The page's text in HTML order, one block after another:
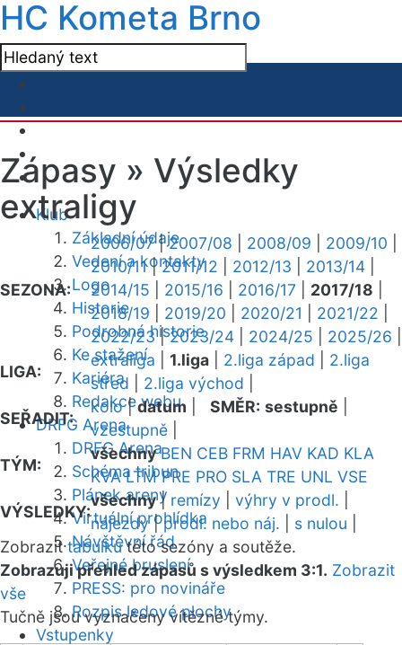
HC Kometa Brno
Klub
Základní údaje
Vedení a kontakty
Logo
Historie
Podrobná historie
Ke stažení
Kariéra
Redakce webu
DRFG Arena
DRFG Arena
Schéma tribun
Plánek areny
Virtuální prohlídka
Návštěvní řád
Veřejné bruslení
PRESS: pro novináře
Rozpis ledové plochy
Vstupenky
Zápasy » Výsledky
extraligy
SEZONA:
2006/07|2007/08 2008/09 2009/10
2010/11|2011/12 2012/13 2013/14
2014/15
2015/16 2016/17 2017/18
2018/19
2019/20 2020/21 2021/22
2022/23|2023/24 2024/25 2025/26
LIGA:
extraliga 1.liga 2.liga západ
2.liga
střed
2.liga východ
SEŘADIT:
kolo|datum SMĚR: sestupně
vzestupně
TÝM:
všechny BEN CEB FRM HAV KAD KLA
KVA LTM PRE PRO SLA TRE UNL VSE
VÝSLEDKY:
všechny| remízy výhry v prodl.
nájezdy|prodl. nebo náj. s nulou
Zobrazittabulkutéto sezóny a soutěže.
Zobrazuji přehled zápasů s výsledkem 3:1. Zobrazit
vše
Tučně jsou vyznačeny vítězné týmy.